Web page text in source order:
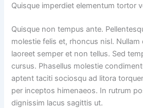
Quisque imperdiet elementum tortor
Quisque non tempus ante.
molestie felis et, rhoncus nisl. Nullam
laoreet semper et non tellus. Sed
cursus. Phasellus molestie
aptent taciti sociosqu ad litora
per inceptos himenaeos. In rutrum
dignissim lacus sagittis ut.